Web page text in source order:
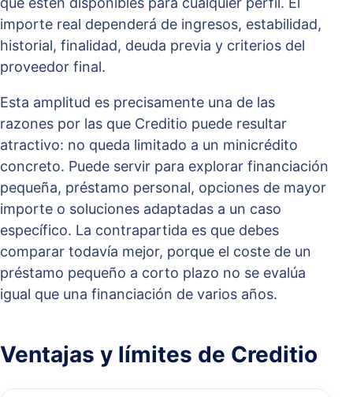
importe real dependerá de ingresos, estabilidad,
historial, finalidad, deuda previa y criterios del
proveedor final.
Esta amplitud es precisamente una de las
razones por las que Creditio puede resultar
atractivo: no queda limitado a un minicrédito
concreto. Puede servir para explorar financiación
pequeña, préstamo personal, opciones de mayor
importe o soluciones adaptadas a un caso
específico. La contrapartida es que debes
comparar todavía mejor, porque el coste de un
préstamo pequeño a corto plazo no se evalúa
igual que una financiación de varios años.
Ventajas y límites de Creditio